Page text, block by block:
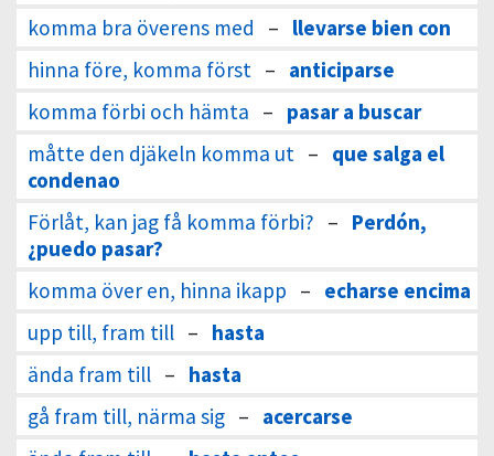
komma bra överens med
– llevarse bien con
hinna före, komma först – anticiparse
komma förbi och hämta – pasar a buscar
måtte den djäkeln komma ut – que salga el
condenao
Förlåt, kan jag få komma förbi? – Perdón,
¿puedo pasar?
komma över en, hinna ikapp – echarse encima
upp till, fram till – hasta
ända fram till – hasta
gå fram till, närma sig – acercarse